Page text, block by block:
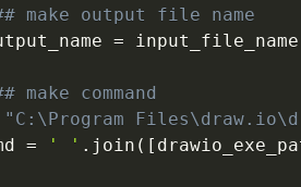
make output file name
= input_file_name
make command
= ' ' . join ( [